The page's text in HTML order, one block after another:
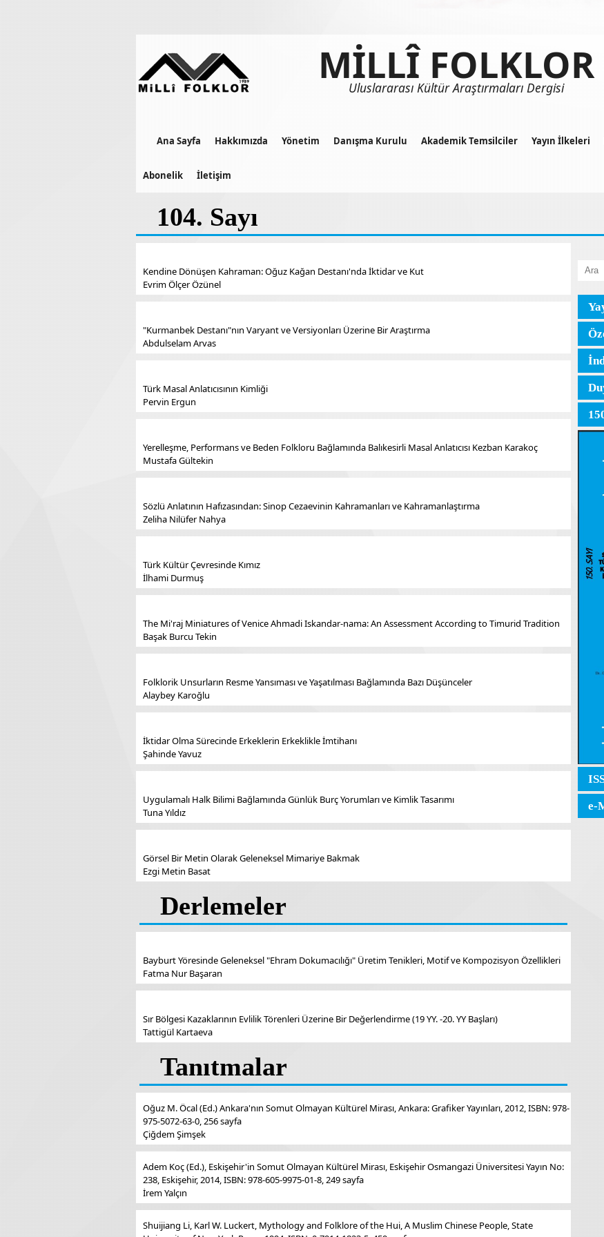
MİLLÎ FOLKLOR
Uluslararası Kültür Araştırmaları Dergisi
Ana Sayfa Hakkımızda Yönetim Danışma Kurulu Akademik Temsilciler Yayın İlkeleri
Abonelik İletişim
104. Sayı
Kendine Dönüşen Kahraman: Oğuz Kağan Destanı'nda İktidar ve Kut
Evrim Ölçer Özünel
"Kurmanbek Destanı"nın Varyant ve Versiyonları Üzerine Bir Araştırma
Abdulselam Arvas
Türk Masal Anlatıcısının Kimliği
Pervin Ergun
Yerelleşme, Performans ve Beden Folkloru Bağlamında Balıkesirli Masal Anlatıcısı Kezban Karakoç
Mustafa Gültekin
Sözlü Anlatının Hafızasından: Sinop Cezaevinin Kahramanları ve Kahramanlaştırma
Zeliha Nilüfer Nahya
Türk Kültür Çevresinde Kımız
İlhami Durmuş
The Mi'raj Miniatures of Venice Ahmadi Iskandar-nama: An Assessment According to Timurid Tradition
Başak Burcu Tekin
Folklorik Unsurların Resme Yansıması ve Yaşatılması Bağlamında Bazı Düşünceler
Alaybey Karoğlu
İktidar Olma Sürecinde Erkeklerin Erkeklikle İmtihanı
Şahinde Yavuz
Uygulamalı Halk Bilimi Bağlamında Günlük Burç Yorumları ve Kimlik Tasarımı
Tuna Yıldız
Görsel Bir Metin Olarak Geleneksel Mimariye Bakmak
Ezgi Metin Basat
Derlemeler
Bayburt Yöresinde Geleneksel "Ehram Dokumacılığı" Üretim Tenikleri, Motif ve Kompozisyon Özellikleri
Fatma Nur Başaran
Sır Bölgesi Kazaklarının Evlilik Törenleri Üzerine Bir Değerlendirme (19 YY. -20. YY Başları)
Tattigül Kartaeva
Tanıtmalar
Oğuz M. Öcal (Ed.) Ankara'nın Somut Olmayan Kültürel Mirası, Ankara: Grafiker Yayınları, 2012, ISBN: 978-
975-5072-63-0, 256 sayfa
Çiğdem Şimşek
Adem Koç (Ed.), Eskişehir'in Somut Olmayan Kültürel Mirası, Eskişehir Osmangazi Üniversitesi Yayın No:
238, Eskişehir, 2014, ISBN: 978-605-9975-01-8, 249 sayfa
İrem Yalçın
Shuijiang Li, Karl W. Luckert, Mythology and Folklore of the Hui, A Muslim Chinese People, State
e-